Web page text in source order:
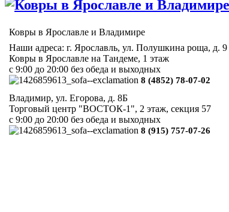
Ковры в Ярославле и Владимире
Наши адреса: г. Ярославль, ул. Полушкина роща, д. 9
Ковры в Ярославле на Тандеме, 1 этаж
с 9:00 до 20:00 без обеда и выходных
8 (4852) 78-07-02
Владимир, ул. Егорова, д. 8Б
Торговый центр "ВОСТОК-1", 2 этаж, секция 57
с 9:00 до 20:00 без обеда и выходных
8 (915) 757-07-26